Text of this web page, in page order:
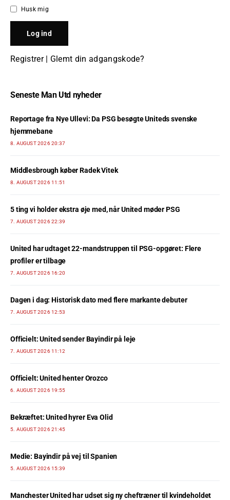
Husk mig
Registrer| Glemt din adgangskode?
Seneste Man Utd nyheder
Reportage fra Nye Ullevi: Da PSG besøgte Uniteds svenske
hjemmebane
8. AUGUST 2026 20:37
Middlesbrough køber Radek Vitek
8. AUGUST 2026 11:51
5 ting vi holder ekstra øje med, når United møder PSG
7. AUGUST 2026 22:39
United har udtaget 22-mandstruppen til PSG-opgøret: Flere
profiler er tilbage
7. AUGUST 2026 16:20
Dagen i dag: Historisk dato med flere markante debuter
7. AUGUST 2026 12:53
Officielt: United sender Bayindir på leje
7. AUGUST 2026 11:12
Officielt: United henter Orozco
6. AUGUST 2026 19:55
Bekræftet: United hyrer Eva Olid
5. AUGUST 2026 21:45
Medie: Bayindir på vej til Spanien
5. AUGUST 2026 15:39
Manchester United har udset sig ny cheftræner til kvindeholdet